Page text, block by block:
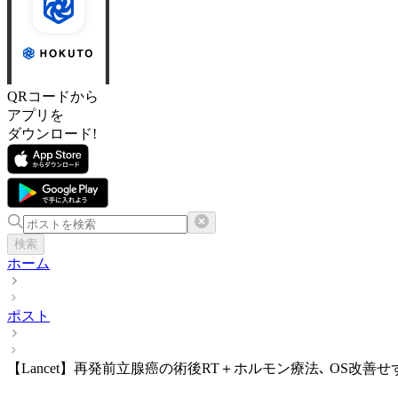
QRコードから
アプリを
ダウンロード!
検索
ホーム
ポスト
【Lancet】再発前立腺癌の術後RT＋ホルモン療法､ OS改善せ